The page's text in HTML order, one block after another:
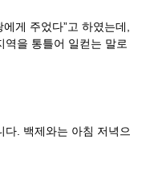
게 주었다”고 하였는데,
을 통틀어 일컫는 말로
다. 백제와는 아침 저녁으